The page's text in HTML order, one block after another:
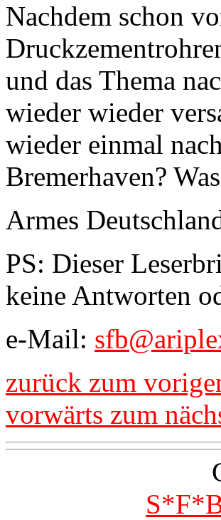
Nachdem schon
und das Thema
wieder wieder
wieder einmal
Bremerhaven?
Armes
PS: Dieser
keine Antworten
e-Mail:
zurück zum
vorwärts zum